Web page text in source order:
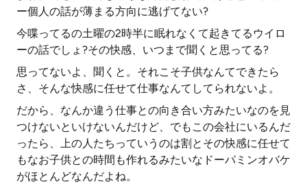
ー個人の話が薄まる方向に逃げてない?
今喋ってるの土曜の2時半に眠れなくて起きてるウイロ
ーの話でしょ?その快感、いつまで聞くと思ってる?
思ってないよ、聞くと。それこそ子供なんてできたら
さ、そんな快感に任せて仕事なんてしてられないよ。
だから、なんか違う仕事との向き合い方みたいなのを見
つけないといけないんだけど、でもこの会社にいるんだ
ったら、上の人たちっていうのは割とその快感に任せて
もなお子供との時間も作れるみたいなドーパミンオバケ
がほとんどなんだよね。